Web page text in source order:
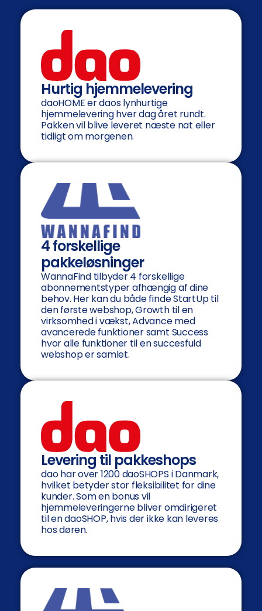
Hurtig hjemmelevering
daoHOME er daos lynhurtige
hjemmelevering hver dag året rundt.
Pakken vil blive leveret næste nat eller
tidligt om morgenen.
4 forskellige
pakkeløsninger
WannaFind tilbyder 4 forskellige
abonnementstyper afhængig af dine
behov. Her kan du både finde StartUp til
den første webshop, Growth til en
virksomhed i vækst, Advance med
avancerede funktioner samt Success
hvor alle funktioner til en succesfuld
webshop er samlet.
Levering til pakkeshops
dao har over 1200 daoSHOPS i Danmark,
hvilket betyder stor fleksibilitet for dine
kunder. Som en bonus vil
hjemmeleveringerne bliver omdirigeret
til en daoSHOP, hvis der ikke kan leveres
hos døren.